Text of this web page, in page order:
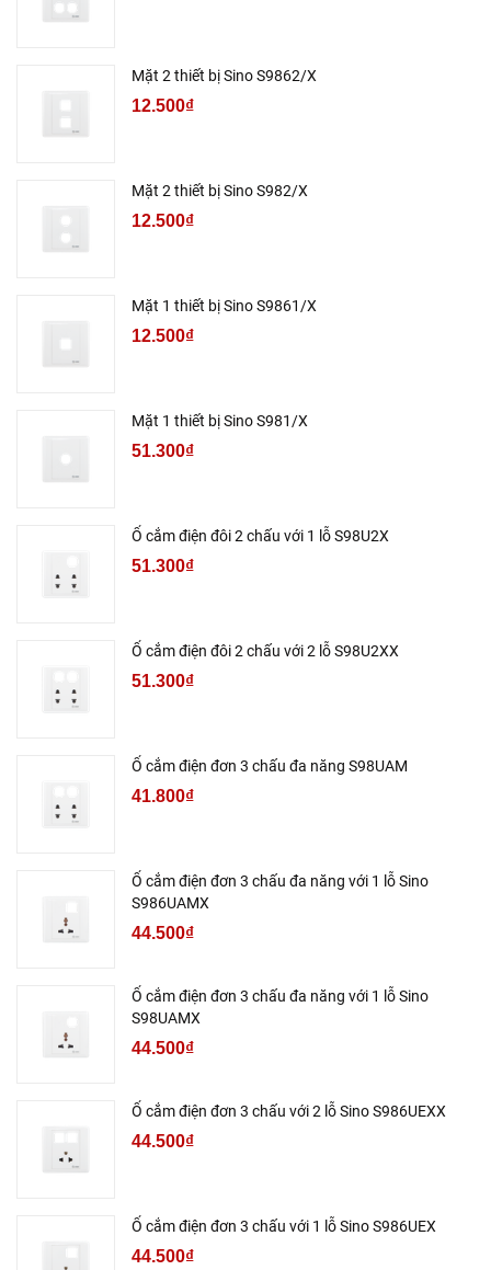
Mặt 2 thiết bị Sino S9862/X
12.500₫
Mặt 2 thiết bị Sino S982/X
12.500₫
Mặt 1 thiết bị Sino S9861/X
12.500₫
Mặt 1 thiết bị Sino S981/X
51.300₫
Ổ cắm điện đôi 2 chấu với 1 lỗ S98U2X
51.300₫
Ổ cắm điện đôi 2 chấu với 2 lỗ S98U2XX
51.300₫
Ổ cắm điện đơn 3 chấu đa năng S98UAM
41.800₫
Ổ cắm điện đơn 3 chấu đa năng với 1 lỗ Sino
S986UAMX
44.500₫
Ổ cắm điện đơn 3 chấu đa năng với 1 lỗ Sino
S98UAMX
44.500₫
Ổ cắm điện đơn 3 chấu với 2 lỗ Sino S986UEXX
44.500₫
Ổ cắm điện đơn 3 chấu với 1 lỗ Sino S986UEX
44.500₫